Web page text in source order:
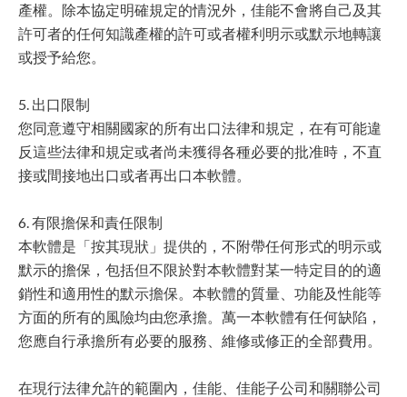
產權。除本協定明確規定的情況外，佳能不會將自己及其
許可者的任何知識產權的許可或者權利明示或默示地轉讓
或授予給您。
5. 出口限制
您同意遵守相關國家的所有出口法律和規定，在有可能違
反這些法律和規定或者尚未獲得各種必要的批准時，不直
接或間接地出口或者再出口本軟體。
6. 有限擔保和責任限制
本軟體是「按其現狀」提供的，不附帶任何形式的明示或
默示的擔保，包括但不限於對本軟體對某一特定目的的適
銷性和適用性的默示擔保。本軟體的質量、功能及性能等
方面的所有的風險均由您承擔。萬一本軟體有任何缺陷，
您應自行承擔所有必要的服務、維修或修正的全部費用。
在現行法律允許的範圍內，佳能、佳能子公司和關聯公司